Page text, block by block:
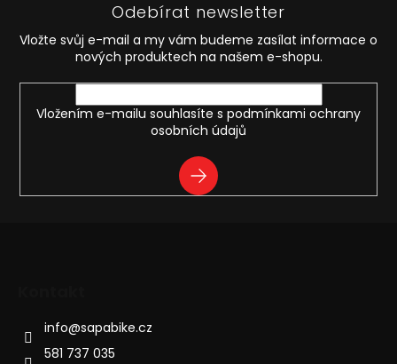
Odebírat newsletter
Vložte svůj e-mail a my vám budeme zasílat informace o
nových produktech na našem e-shopu.
Vložením e-mailu souhlasíte s podmínkami ochrany
osobních údajů
PŘIHLÁSIT
SE
info@sapabike.cz
581 737 035